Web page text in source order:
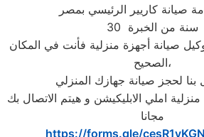
صيانة كاريير الرئيسي بمصر
30 سنة من الخبرة
صيانة أجهزة منزلية فأنت في المكان
الصحيح،
بنا لحجز صيانة جهازك المنزلي
املي الابليكيشن و هيتم الاتصال بك
مجانا
https://forms.gle/